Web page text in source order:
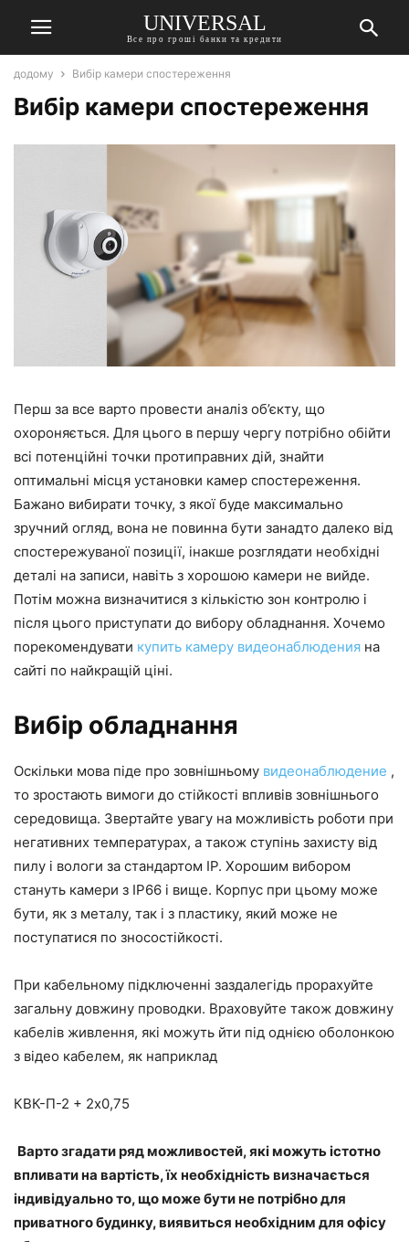
UNIVERSAL
Все про гроші банки та кредити
додому Вибір камери спостереження
Вибір камери спостереження
Перш за все варто провести аналіз об’єкту, що
охороняється. Для цього в першу чергу потрібно обійти
всі потенційні точки протиправних дій, знайти
оптимальні місця установки камер спостереження.
Бажано вибирати точку, з якої буде максимально
зручний огляд, вона не повинна бути занадто далеко від
спостережуваної позиції, інакше розглядати необхідні
деталі на записи, навіть з хорошою камери не вийде.
Потім можна визначитися з кількістю зон контролю і
після цього приступати до вибору обладнання. Хочемо
порекомендувати купить камеру видеонаблюдения на
сайті по найкращій ціні.
Вибір обладнання
Оскільки мова піде про зовнішньому видеонаблюдение ,
то зростають вимоги до стійкості впливів зовнішнього
середовища. Звертайте увагу на можливість роботи при
негативних температурах, а також ступінь захисту від
пилу і вологи за стандартом IP. Хорошим вибором
стануть камери з IP66 і вище. Корпус при цьому може
бути, як з металу, так і з пластику, який може не
поступатися по зносостійкості.
При кабельному підключенні заздалегідь прорахуйте
загальну довжину проводки. Враховуйте також довжину
кабелів живлення, які можуть йти під однією оболонкою
з відео кабелем, як наприклад
КВК-П-2 + 2х0,75
Варто згадати ряд можливостей, які можуть істотно
впливати на вартість, їх необхідність визначається
індивідуально то, що може бути не потрібно для
приватного будинку, виявиться необхідним для офісу